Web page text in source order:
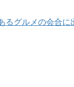
グルメの会合に